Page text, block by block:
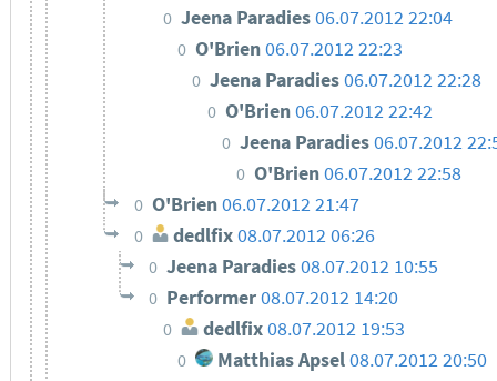
0 Jeena Paradies06.07.2012 22:04
0 O'Brien06.07.2012 22:23
0 Jeena Paradies06.07.2012 22:28
0 O'Brien06.07.2012 22:42
0 Jeena Paradies06.07.2012
0 O'Brien06.07.2012 22:58
0 O'Brien06.07.2012 21:47
0 dedlfix08.07.2012 06:26
0 Jeena Paradies08.07.2012 10:55
0 Performer08.07.2012 14:20
0 dedlfix08.07.2012 19:53
0 Matthias Apsel08.07.2012 20:50